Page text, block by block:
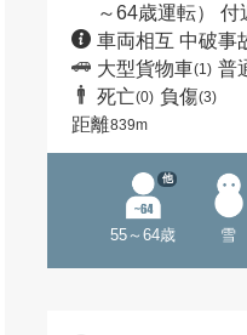
～64歳運転） 付
車両相互 中破事
大型貨物車(1) 普
死亡(0) 負傷(3)
距離839m
55～64歳
他
雪